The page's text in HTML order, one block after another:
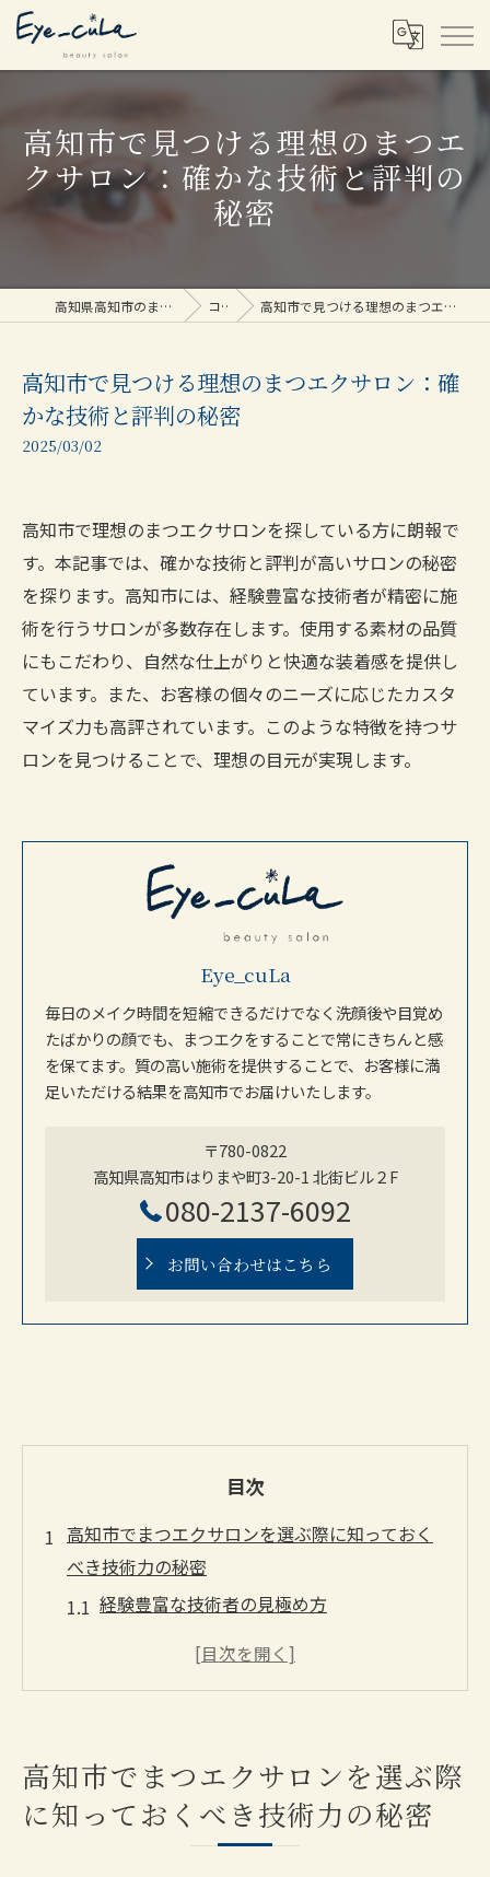
高知市で見つける理想のまつエ
クサロン：確かな技術と評判の
秘密
高知県高知市のまつエクならEye_cuLa コラム 高知市で見つける理想のまつエクサロン：確かな技術と評判の秘密
高知市で見つける理想のまつエクサロン：確
かな技術と評判の秘密
2025/03/02
高知市で理想のまつエクサロンを探している方に朗報で
す。本記事では、確かな技術と評判が高いサロンの秘密
を探ります。高知市には、経験豊富な技術者が精密に施
術を行うサロンが多数存在します。使用する素材の品質
にもこだわり、自然な仕上がりと快適な装着感を提供し
ています。また、お客様の個々のニーズに応じたカスタ
マイズ力も高評されています。このような特徴を持つサ
ロンを見つけることで、理想の目元が実現します。
Eye_cuLa
毎日のメイク時間を短縮できるだけでなく洗顔後や目覚め
たばかりの顔でも、まつエクをすることで常にきちんと感
を保てます。質の高い施術を提供することで、お客様に満
足いただける結果を高知市でお届けいたします。
〒780-0822
高知県高知市はりまや町3-20-1 北街ビル２F
080-2137-6092
お問い合わせはこちら
目次
高知市でまつエクサロンを選ぶ際に知っておく
べき技術力の秘密
経験豊富な技術者の見極め方
使用する素材の質をチェックする方法
技術レベルを見抜くための初回カウンセリ
ングの重要性
高知市でまつエクサロンを選ぶ際
に知っておくべき技術力の秘密